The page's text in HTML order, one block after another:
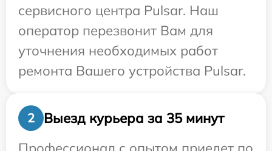
сервисного центра Pulsar. Наш
оператор перезвонит Вам для
уточнения необходимых работ
ремонта Вашего устройства Pulsar.
2
Выезд курьера за 35 минут